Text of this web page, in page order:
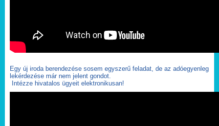
Rendezvények
Közérdekű telefonszámok
Támogatás
Egy új iroda berendezése sosem egyszerű feladat, de az adóegyenleg
lekérdezése már nem jelent gondot.
Intézze hivatalos ügyeit elektronikusan!